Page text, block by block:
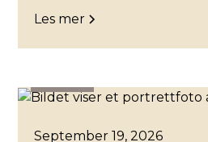
Les mer
September 19, 2026